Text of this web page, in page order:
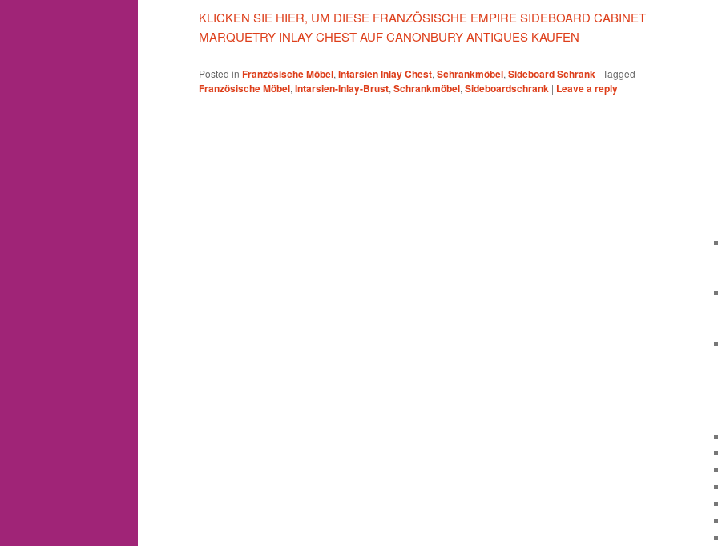
KLICKEN SIE HIER, UM DIESE FRANZÖSISCHE EMPIRE SIDEBOARD CABINET
MARQUETRY INLAY CHEST AUF CANONBURY ANTIQUES KAUFEN
Posted in Französische Möbel, Intarsien Inlay Chest, Schrankmöbel, Sideboard Schrank | Tagged
Französische Möbel, Intarsien-Inlay-Brust, Schrankmöbel, Sideboardschrank | Leave a reply